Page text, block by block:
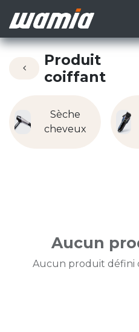
Produit
coiffant
Sèche
cheveux
Aucun
Aucun produit défini